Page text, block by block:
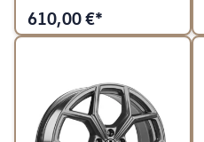
610,00€*